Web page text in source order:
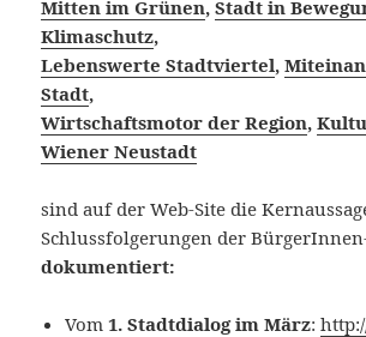
Mitten im Grünen,Stadt in
Klimaschutz,
Lebenswerte Stadtviertel,
Stadt,
Wirtschaftsmotor der Region,
Wiener Neustadt
sind auf der Web-Site die
Schlussfolgerungen der
dokumentiert:
Vom1. Stadtdialog im März: